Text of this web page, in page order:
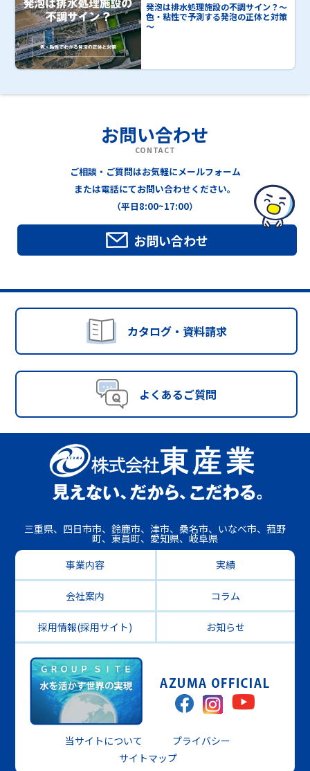
発泡は排水処理施設の不調サイン？～
色・粘性で予測する発泡の正体と対策
～
お問い合わせ
CONTACT
ご相談・ご質問はお気軽にメールフォーム
または電話にてお問い合わせください。
（平日8:00~17:00）
お問い合わせ
カタログ・資料請求
よくあるご質問
三重県、四日市市、鈴鹿市、津市、桑名市、いなべ市、菰野
町、東員町、愛知県、岐阜県
事業内容
実績
会社案内 コラム
採用情報(採用サイト) お知らせ
当サイトについて
プライバシー
サイトマップ